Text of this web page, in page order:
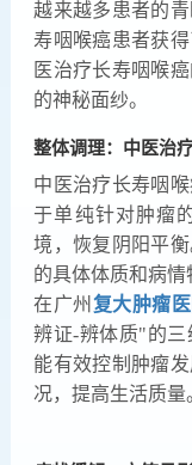
越来越多患者的
寿咽喉癌患者获
医治疗长寿咽喉
的神秘面纱。
整体调理：中医治
中医治疗长寿咽
于单纯针对肿瘤
境，恢复阴阳平
的具体体质和病情
在广州 复大肿瘤
辨证-辨体质"的三
能有效控制肿瘤
况，提高生活质量